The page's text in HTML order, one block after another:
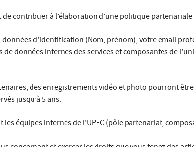
contribuer à l’élaboration d’une politique
données d’identification (Nom, prénom), votre email
de données internes des services et composantes de
des enregistrements vidéo et photo pourront
jusqu’à 5 ans.
les équipes internes de l’UPEC (pôle partenariat,